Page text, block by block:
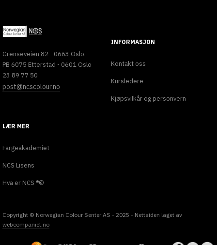
Grenseveien 82 - 0663 Oslo.
PB 6075 Etterstad - 0601 Oslo
23 89 77 50
post@ncscolour.no
INFORMASJON
Kontakt oss
Kursledere
Kjøpsvilkår og personvern
LÆR MER
Fargeakademiet
NCS Lisens
Hva er NCS ®©
Copyright © Norwegian Colour Senter AS - 2025 - Nettsiden laget av
webcompaniet.no